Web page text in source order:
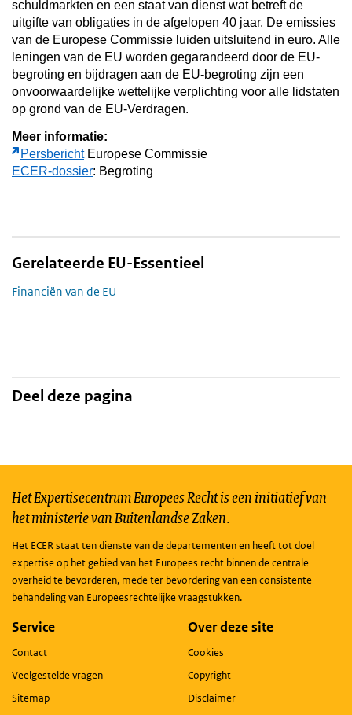
schuldmarkten en een staat van dienst wat betreft de
uitgifte van obligaties in de afgelopen 40 jaar. De emissies
van de Europese Commissie luiden uitsluitend in euro. Alle
leningen van de EU worden gegarandeerd door de EU-
begroting en bijdragen aan de EU-begroting zijn een
onvoorwaardelijke wettelijke verplichting voor alle lidstaten
op grond van de EU-Verdragen.
Meer informatie:
Persbericht Europese Commissie
ECER-dossier: Begroting
Gerelateerde EU-Essentieel
Financiën van de EU
Deel deze pagina
Het Expertisecentrum Europees Recht is een initiatief van
het ministerie van Buitenlandse Zaken.
Het ECER staat ten dienste van de departementen en heeft tot doel
expertise op het gebied van het Europees recht binnen de centrale
overheid te bevorderen, mede ter bevordering van een consistente
behandeling van Europeesrechtelijke vraagstukken.
Service
Contact
Veelgestelde vragen
Sitemap
Over deze site
Cookies
Copyright
Disclaimer